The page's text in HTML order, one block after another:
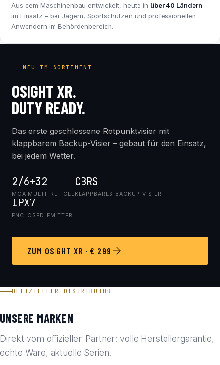
Aus dem Maschinenbau entwickelt, heute in über 40 Ländern
im Einsatz – bei Jägern, Sportschützen und professionellen
Anwendern im Behördenbereich.
NEU IM SORTIMENT
OSIGHT XR.
DUTY READY.
Das erste geschlossene Rotpunktvisier mit
klappbarem Backup-Visier – gebaut für den Einsatz,
bei jedem Wetter.
2/6+32
MOA MULTI-RETICLE
CBRS
KLAPPBARES BACKUP-VISIER
IPX7
ENCLOSED EMITTER
ZUM OSIGHT XR · € 299
OFFIZIELLER DISTRIBUTOR
UNSERE MARKEN
Direkt vom offiziellen Partner: volle Herstellergarantie,
echte Ware, aktuelle Serien.